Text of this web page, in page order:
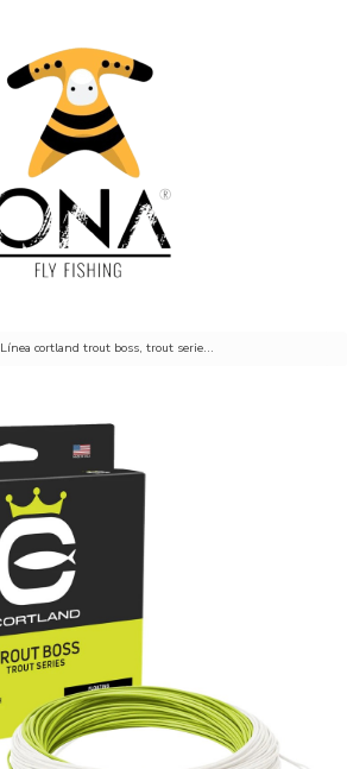
Línea cortland trout boss, trout series floating